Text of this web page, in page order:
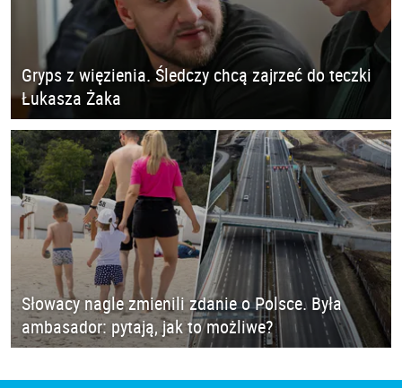
Gryps z więzienia. Śledczy chcą zajrzeć do teczki
Łukasza Żaka
Słowacy nagle zmienili zdanie o Polsce. Była
ambasador: pytają, jak to możliwe?